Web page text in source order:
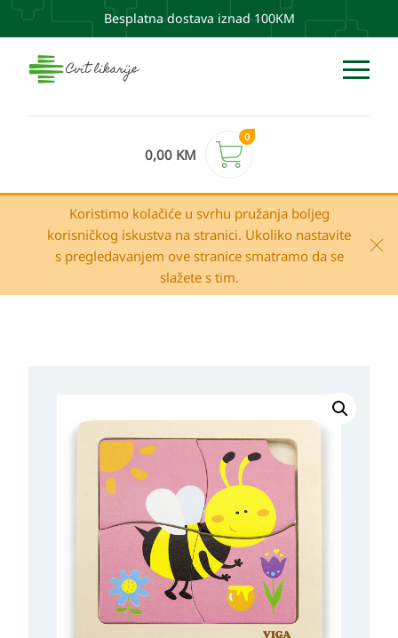
Besplatna dostava iznad 100KM
0,00 KM
0
Koristimo kolačiće u svrhu pružanja boljeg
korisničkog iskustva na stranici. Ukoliko nastavite
s pregledavanjem ove stranice smatramo da se
slažete s tim.